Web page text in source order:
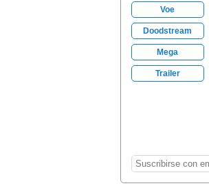
Voe
Doodstream
Mega
Trailer